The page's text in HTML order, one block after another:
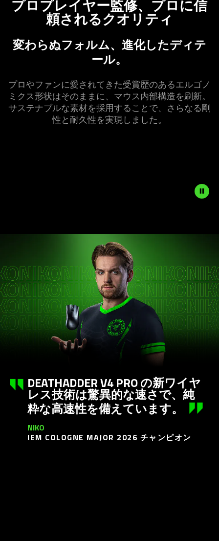
needed:
only
support
what
プロプレイヤー監修、プロに信
頼されるクオリティ
変わらぬフォルム、進化したディテ
ール。
プロやファンに愛されてきた受賞歴のあるエルゴノ
ミクス形状はそのままに、マウス内部構造を刷新。
サステナブルな素材を採用することで、さらなる剛
性と耐久性を実現しま した。
in
this
video
animation
only
support
the
visuals
additional
DEATHADDER V4 PRO の新ワイヤ
レス技術は驚異的な速さで、純
粋な高速性を備えています。
NIKO
IEM COLOGNE MAJOR 2026 チャンピオン